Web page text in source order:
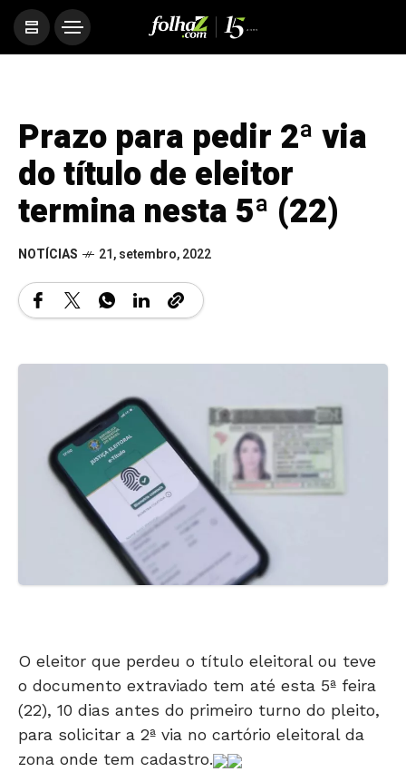
Prazo para pedir 2ª via
do título de eleitor
termina nesta 5ª (22)
NOTÍCIAS 21, setembro, 2022
O eleitor que perdeu o título eleitoral ou teve
o documento extraviado tem até esta 5ª feira
(22), 10 dias antes do primeiro turno do pleito,
para solicitar a 2ª via no cartório eleitoral da
zona onde tem cadastro.